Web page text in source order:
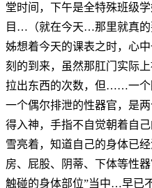
堂时间，下午是全特殊班级
目…（就在今天…那里就真
姊想着今天的课表之时，心
刻的到来，虽然那肛门实际
拉出东西的次数，但……一个
一个偶尔排泄的性器官，是
得入神，手指不自觉朝着自
雪亮着，知道自己的身体已
房、屁股、阴蒂、下体等性
触碰的身体部位”当中…早